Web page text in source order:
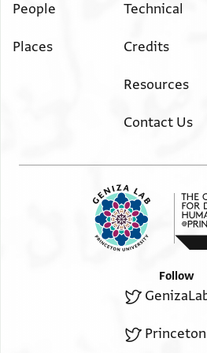
שלום
והשלום
ורבנא אפרים
במרום מאת צור יעקב
הגזולה השלולה הרמוסה
People
Places
Technical
Credits
Resources
Contact Us
Follow